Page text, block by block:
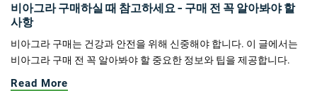
비아그라 구매하실 때 참고하세요 - 구매 전 꼭 알아봐야 할
사항
비아그라 구매는 건강과 안전을 위해 신중해야 합니다. 이 글에서는
비아그라 구매 전 꼭 알아봐야 할 중요한 정보와 팁을 제공합니다.
Read More